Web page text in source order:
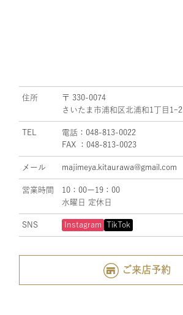
住所
〒 330-0074
さいたま市浦和区北浦和1丁目1ｰ2
TEL
電話：048-813-0022
FAX ：048-813-0023
メール majimeya.kitaurawa@gmail.com
営業時間
10：00ー19：00
水曜日 定休日
SNS Instagram TikTok
ご来店予約